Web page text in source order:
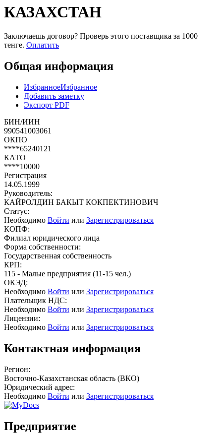
КАЗАХСТАН
Заключаешь договор? Проверь этого поставщика за 1000
тенге. Оплатить
Общая информация
ИзбранноеИзбранное
Добавить заметку
Экспорт PDF
БИН/ИИН
990541003061
ОКПО
****65240121
КАТО
****10000
Регистрация
14.05.1999
Руководитель:
КАЙРОЛДИН БАКЫТ КОКПЕКТИНОВИЧ
Статус:
Необходимо Войти или Зарегистрироваться
КОПФ:
Филиал юридического лица
Форма собственности:
Государственная собственность
КРП:
115 - Малые предприятия (11-15 чел.)
ОКЭД:
Необходимо Войти или Зарегистрироваться
Плательщик НДС:
Необходимо Войти или Зарегистрироваться
Лицензии:
Необходимо Войти или Зарегистрироваться
Контактная информация
Регион:
Восточно-Казахстанская область (ВКО)
Юридический адрес:
Необходимо Войти или Зарегистрироваться
Предприятие